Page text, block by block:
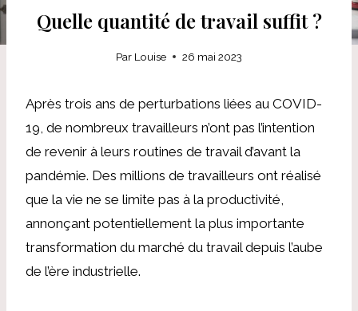
Quelle quantité de travail suffit ?
Par Louise 26 mai 2023
Après trois ans de perturbations liées au COVID-
19, de nombreux travailleurs n’ont pas l’intention
de revenir à leurs routines de travail d’avant la
pandémie. Des millions de travailleurs ont réalisé
que la vie ne se limite pas à la productivité,
annonçant potentiellement la plus importante
transformation du marché du travail depuis l’aube
de l’ère industrielle.